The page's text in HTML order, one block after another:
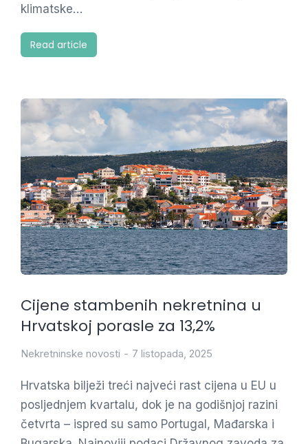
klimatske…
Read article
Cijene stambenih nekretnina u
Hrvatskoj porasle za 13,2%
Nekretninske novosti 7 listopada, 2025
Hrvatska bilježi treći najveći rast cijena u EU u
posljednjem kvartalu, dok je na godišnjoj razini
četvrta – ispred su samo Portugal, Mađarska i